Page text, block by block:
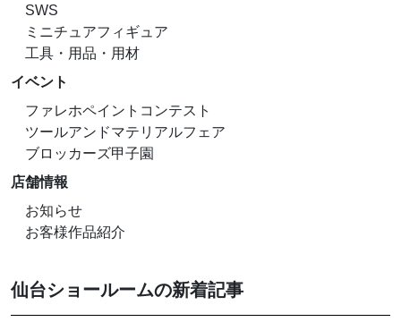
SWS
ミニチュアフィギュア
工具・用品・用材
イベント
ファレホペイントコンテスト
ツールアンドマテリアルフェア
ブロッカーズ甲子園
店舗情報
お知らせ
お客様作品紹介
仙台ショールームの新着記事